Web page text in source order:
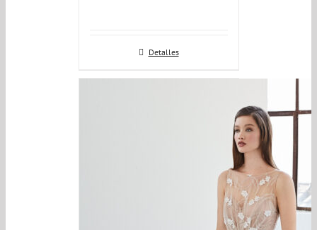
Detalles